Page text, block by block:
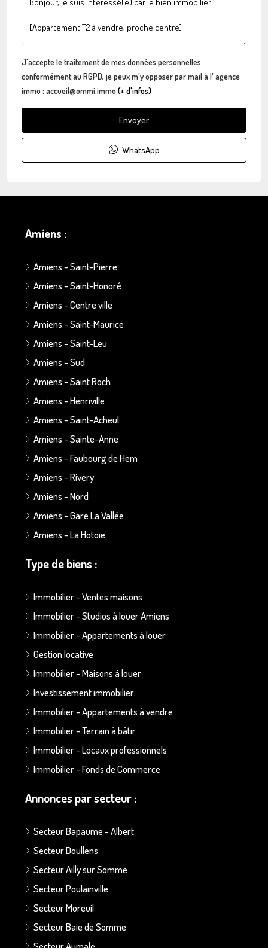
J'accepte le traitement de mes données personnelles
conformément au RGPD, je peux m'y opposer par mail à l' agence
immo : accueil@ommi.immo(+ d'infos)
Envoyer
WhatsApp
Amiens :
Amiens - Saint-Pierre
Amiens - Saint-Honoré
Amiens - Centre ville
Amiens - Saint-Maurice
Amiens - Saint-Leu
Amiens - Sud
Amiens - Saint Roch
Amiens - Henriville
Amiens - Saint-Acheul
Amiens - Sainte-Anne
Amiens - Faubourg de Hem
Amiens - Rivery
Amiens - Nord
Amiens - Gare La Vallée
Amiens - La Hotoie
Type de biens :
Immobilier - Ventes maisons
Immobilier - Studios à louer Amiens
Immobilier - Appartements à louer
Gestion locative
Immobilier - Maisons à louer
Investissement immobilier
Immobilier - Appartements à vendre
Immobilier - Terrain à bâtir
Immobilier - Locaux professionnels
Immobilier - Fonds de Commerce
Annonces par secteur :
Secteur Bapaume - Albert
Secteur Doullens
Secteur Ailly sur Somme
Secteur Poulainville
Secteur Moreuil
Secteur Baie de Somme